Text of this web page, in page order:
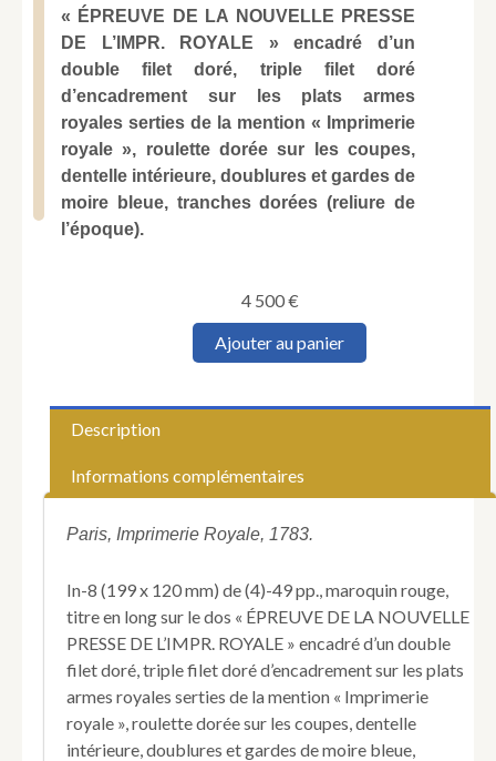
« ÉPREUVE DE LA NOUVELLE PRESSE
DE L’IMPR. ROYALE » encadré d’un
double filet doré, triple filet doré
d’encadrement sur les plats armes
royales serties de la mention « Imprimerie
royale », roulette dorée sur les coupes,
dentelle intérieure, doublures et gardes de
moire bleue, tranches dorées (reliure de
l’époque).
4 500€
quantité
un
REYRAC
de).
Hymne
au
Soleil.
Ajouter au panier
Description
Informations complémentaires
Paris, Imprimerie Royale, 1783.
In-8 (199 x 120 mm) de (4)-49 pp., maroquin rouge,
titre en long sur le dos « ÉPREUVE DE LA NOUVELLE
PRESSE DE L’IMPR. ROYALE » encadré d’un double
filet doré, triple filet doré d’encadrement sur les plats
armes royales serties de la mention « Imprimerie
royale », roulette dorée sur les coupes, dentelle
intérieure, doublures et gardes de moire bleue,